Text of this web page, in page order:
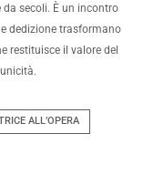
secoli. È un incontro
dedizione trasformano
restituisce il valore del
ALL’OPERA